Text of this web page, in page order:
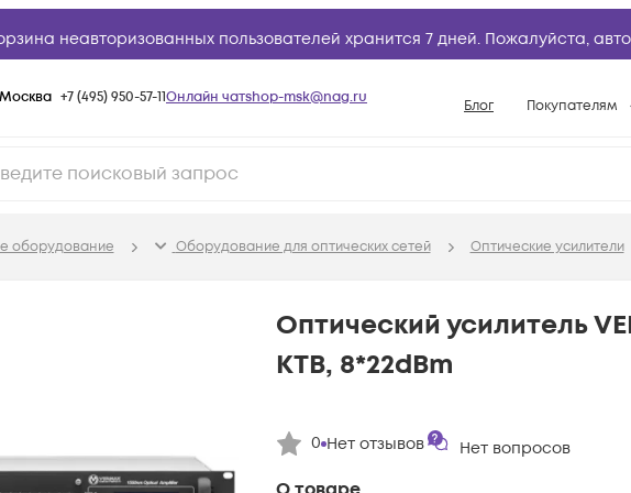
неавторизованных пользователей хранится 7 дней. Пожалуйста,
Москва +7 (495) 950-57-11Онлайн чатshop-msk@nag.ru Блог Покупателям
Условия
Возврат
Конфигураторы
оборудование Оборудование для оптических сетей Оптические усилители
Оптический усилитель
КТВ, 8*22dBm
0 Нет отзывов Нет вопросов